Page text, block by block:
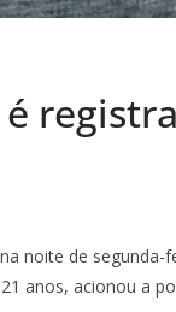
noite de
anos, acionou a